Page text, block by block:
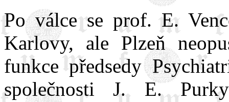
Po válce se prof. E.
Karlovy, ale Plzeň
funkce předsedy
společnosti J. E.